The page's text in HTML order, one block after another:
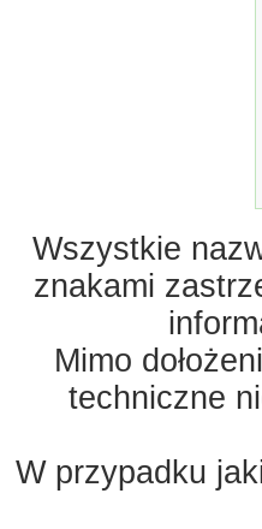
Wszystkie
znakami
Mimo
techniczne
W przypadku